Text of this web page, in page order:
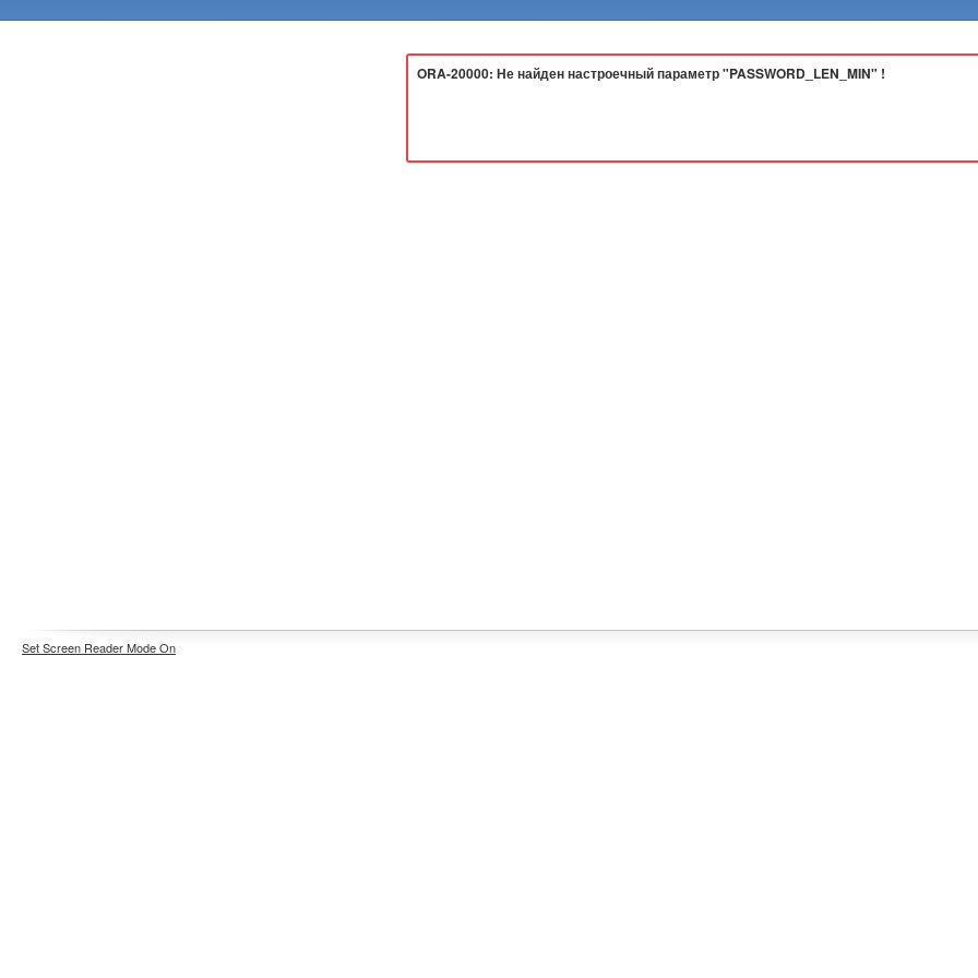
ORA-20000: Не найден настроечный параметр "PASSWORD_LEN_MIN" !
Set Screen Reader Mode On